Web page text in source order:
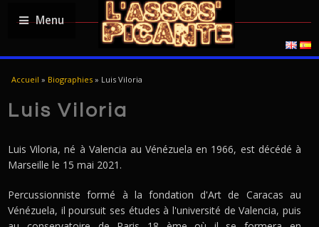
Menu
VOUS ÊTES ICI
Accueil » Biographies » Luis Viloria
Luis Viloria
Luis Viloria, né à Valencia au Vénézuela en 1966, est décédé à
Marseille le 15 mai 2021.
Percussionniste formé à la fondation d'Art de Caracas au
Vénézuela, il poursuit ses études à l'université de Valencia, puis